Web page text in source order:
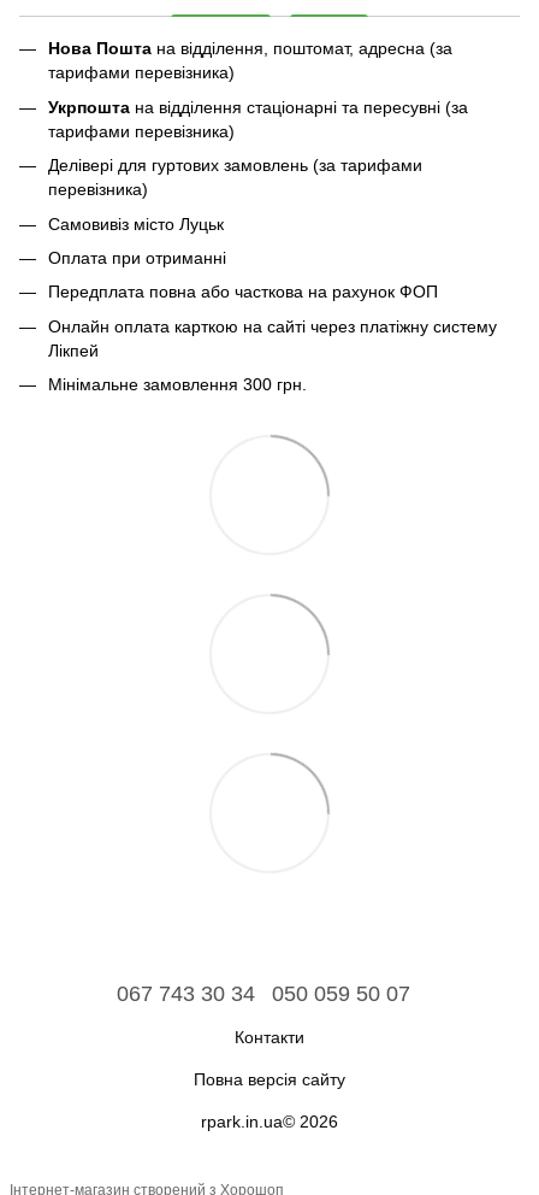
Нова Пошта на відділення, поштомат, адресна (за
тарифами перевізника)
Укрпошта на відділення стаціонарні та пересувні (за
тарифами перевізника)
Делівері для гуртових замовлень (за тарифами
перевізника)
Самовивіз місто Луцьк
Оплата при отриманні
Передплата повна або часткова на рахунок ФОП
Онлайн оплата карткою на сайті через платіжну систему
Лікпей
Мінімальне замовлення 300 грн.
067 743 30 34 050 059 50 07
Контакти
Повна версія сайту
rpark.in.ua© 2026
Інтернет-магазин створений з Хорошоп